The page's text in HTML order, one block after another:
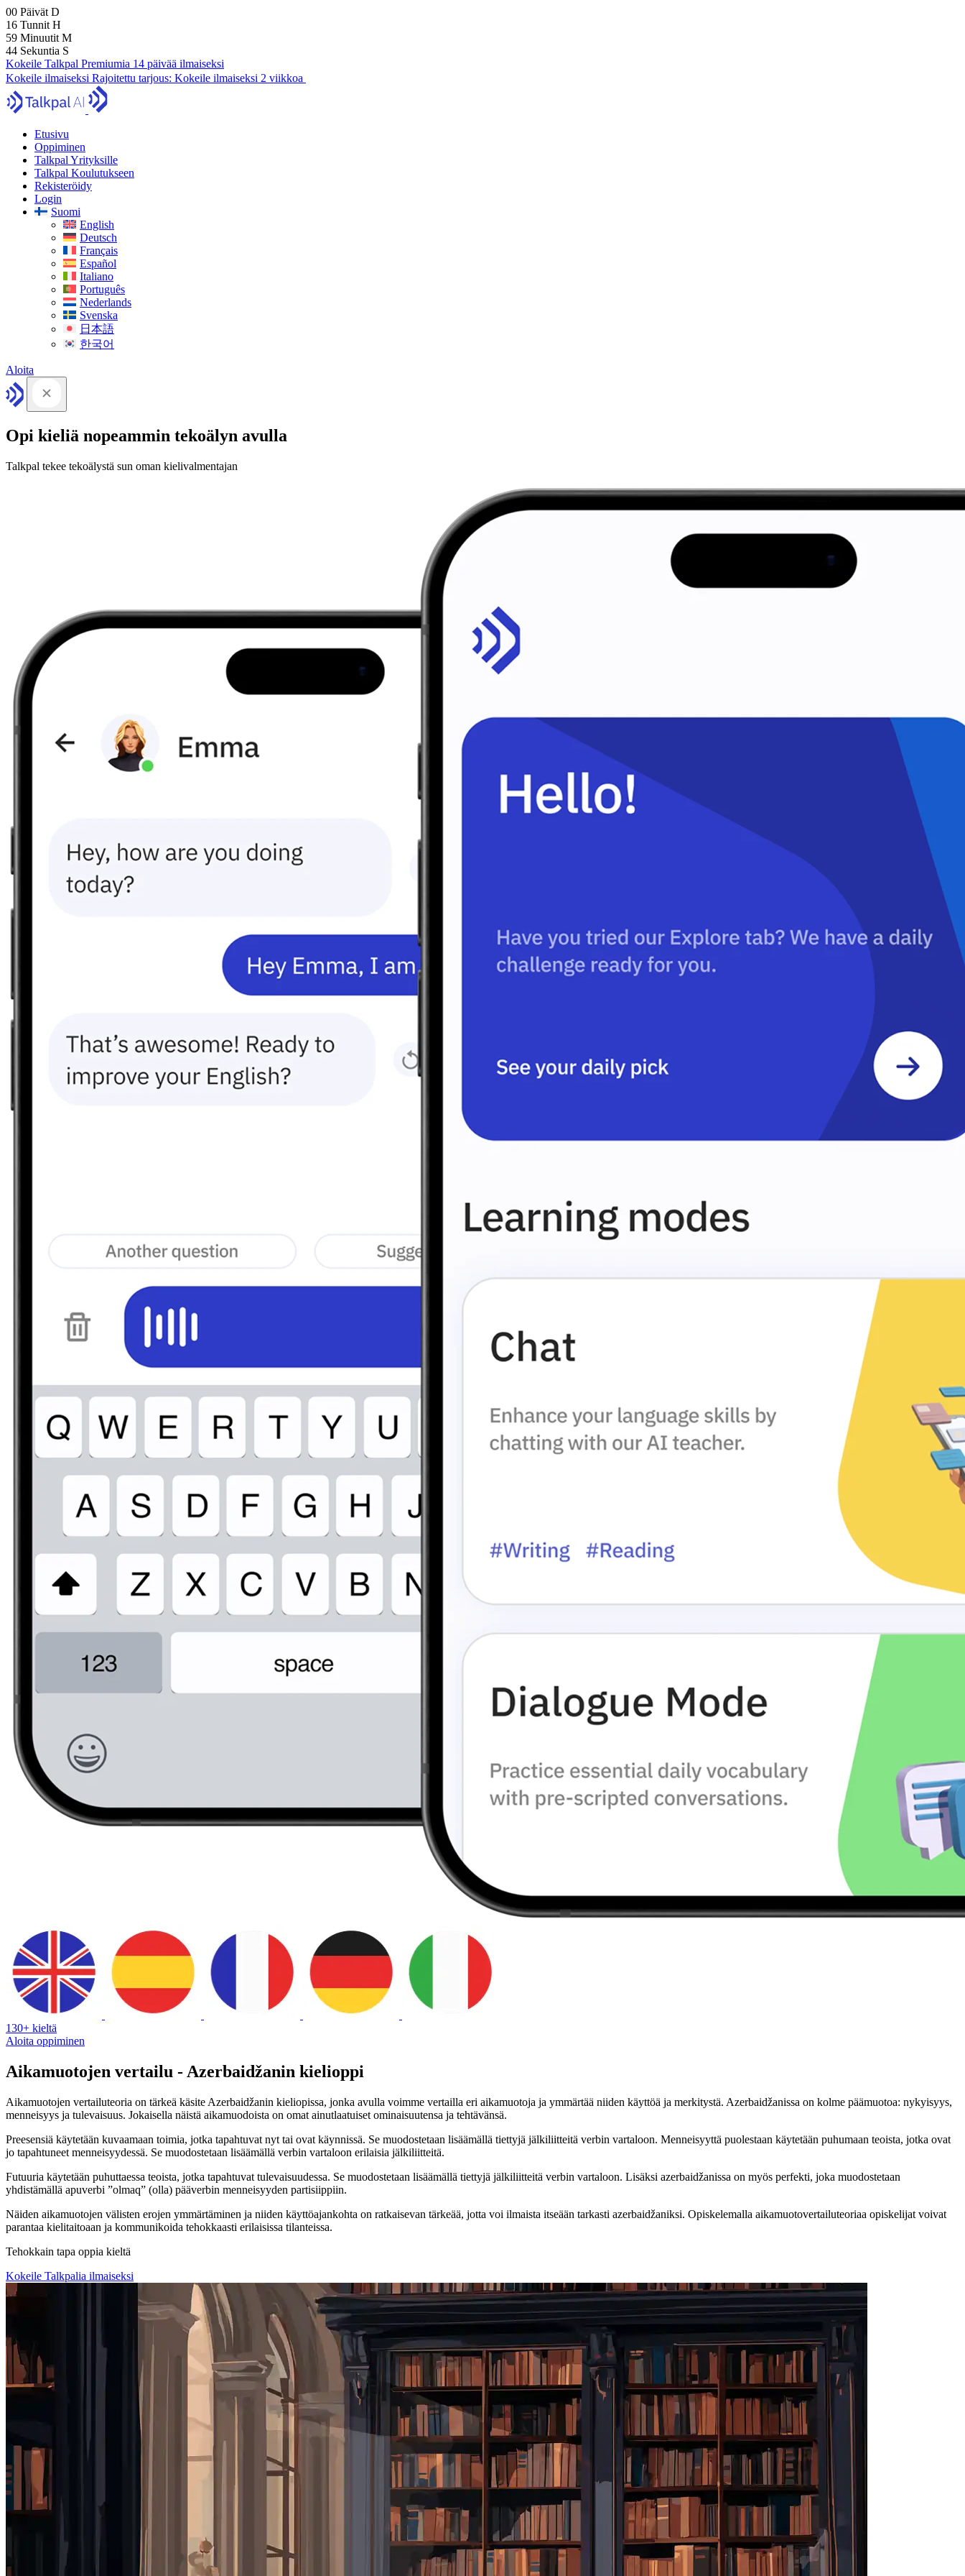
00 Päivät D
16 Tunnit H
59 Minuutit M
43 Sekuntia S
Kokeile Talkpal Premiumia 14 päivää ilmaiseksi
Kokeile ilmaiseksi Rajoitettu tarjous: Kokeile ilmaiseksi 2 viikkoa
Etusivu
Oppiminen
Talkpal Yrityksille
Talkpal Koulutukseen
Rekisteröidy
Login
Suomi
English
Deutsch
Français
Español
Italiano
Português
Nederlands
Svenska
日本語
한국어
Aloita
Opi kieliä nopeammin tekoälyn avulla
Talkpal tekee tekoälystä sun oman kielivalmentajan
130+ kieltä
Aloita oppiminen
Aikamuotojen vertailu - Azerbaidžanin kielioppi
Aikamuotojen vertailuteoria on tärkeä käsite Azerbaidžanin kieliopissa, jonka avulla voimme vertailla eri aikamuotoja ja ymmärtää niiden käyttöä ja merkitystä. Azerbaidžanissa on kolme päämuotoa: nykyisyys,
menneisyys ja tulevaisuus. Jokaisella näistä aikamuodoista on omat ainutlaatuiset ominaisuutensa ja tehtävänsä.
Preesensiä käytetään kuvaamaan toimia, jotka tapahtuvat nyt tai ovat käynnissä. Se muodostetaan lisäämällä tiettyjä jälkiliitteitä verbin vartaloon. Menneisyyttä puolestaan käytetään puhumaan teoista, jotka ovat
jo tapahtuneet menneisyydessä. Se muodostetaan lisäämällä verbin vartaloon erilaisia jälkiliitteitä.
Futuuria käytetään puhuttaessa teoista, jotka tapahtuvat tulevaisuudessa. Se muodostetaan lisäämällä tiettyjä jälkiliitteitä verbin vartaloon. Lisäksi azerbaidžanissa on myös perfekti, joka muodostetaan
yhdistämällä apuverbi ”olmaq” (olla) pääverbin menneisyyden partisiippiin.
Näiden aikamuotojen välisten erojen ymmärtäminen ja niiden käyttöajankohta on ratkaisevan tärkeää, jotta voi ilmaista itseään tarkasti azerbaidžaniksi. Opiskelemalla aikamuotovertailuteoriaa opiskelijat voivat
parantaa kielitaitoaan ja kommunikoida tehokkaasti erilaisissa tilanteissa.
Tehokkain tapa oppia kieltä
Kokeile Talkpalia ilmaiseksi